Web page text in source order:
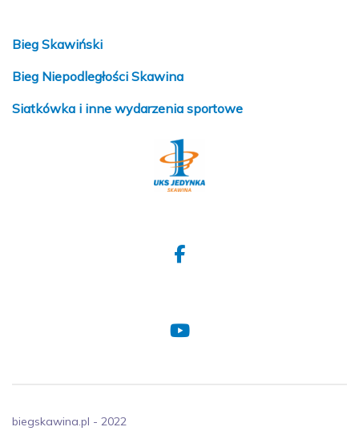
Bieg Skawiński
Bieg Niepodległości Skawina
Siatkówka i inne wydarzenia sportowe
biegskawina.pl - 2022